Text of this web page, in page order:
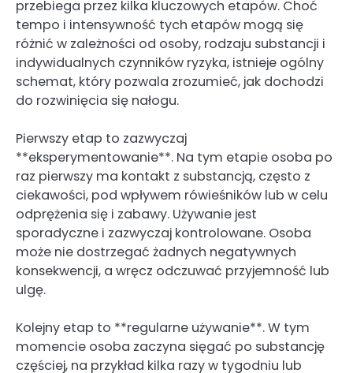
przebiega przez kilka kluczowych etapów. Choć
tempo i intensywność tych etapów mogą się
różnić w zależności od osoby, rodzaju substancji i
indywidualnych czynników ryzyka, istnieje ogólny
schemat, który pozwala zrozumieć, jak dochodzi
do rozwinięcia się nałogu.
Pierwszy etap to zazwyczaj
**eksperymentowanie**. Na tym etapie osoba po
raz pierwszy ma kontakt z substancją, często z
ciekawości, pod wpływem rówieśników lub w celu
odprężenia się i zabawy. Używanie jest
sporadyczne i zazwyczaj kontrolowane. Osoba
może nie dostrzegać żadnych negatywnych
konsekwencji, a wręcz odczuwać przyjemność lub
ulgę.
Kolejny etap to **regularne używanie**. W tym
momencie osoba zaczyna sięgać po substancję
częściej, na przykład kilka razy w tygodniu lub